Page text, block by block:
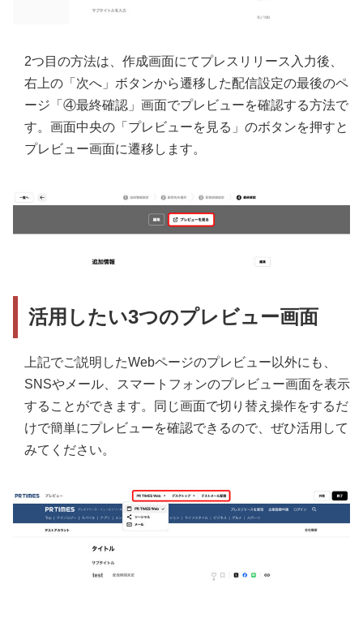
2つ目の方法は、作成画面にてプレスリリース入力後、
右上の「次へ」ボタンから遷移した配信設定の最後のペ
ージ「④最終確認」画面でプレビューを確認する方法で
す。画面中央の「プレビューを見る」のボタンを押すと
プレビュー画面に遷移します。
活用したい3つのプレビュー画面
上記でご説明したWebページのプレビュー以外にも、
SNSやメール、スマートフォンのプレビュー画面を表示
することができます。同じ画面で切り替え操作をするだ
けで簡単にプレビューを確認できるので、ぜひ活用して
みてください。